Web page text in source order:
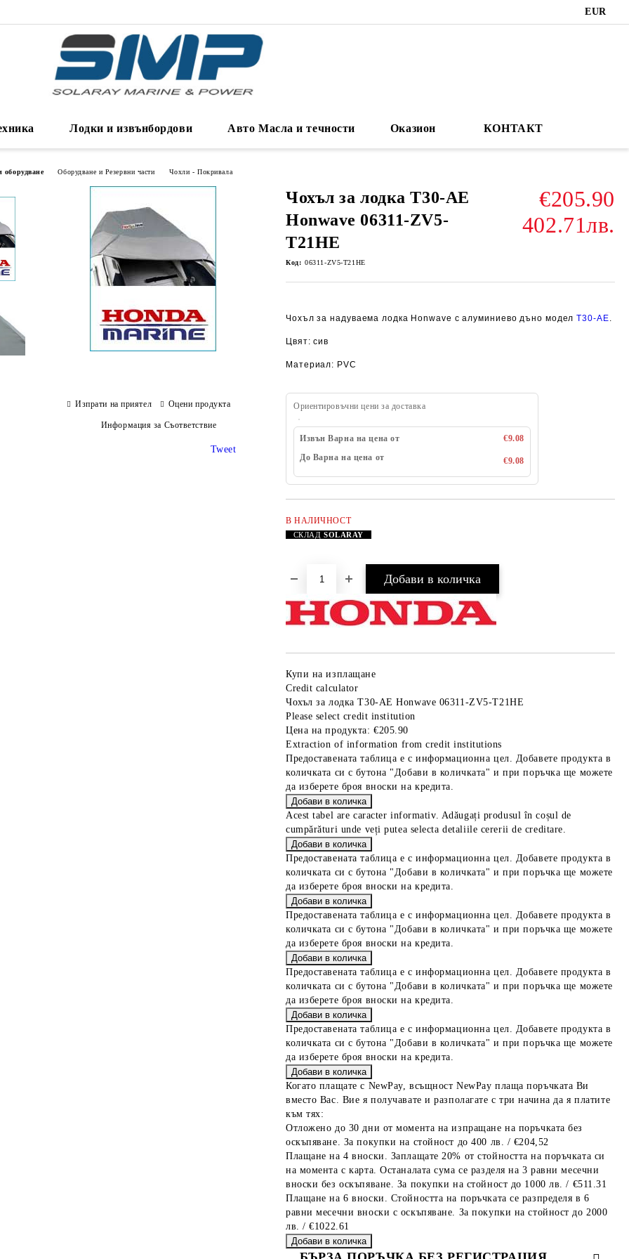
EUR
Лодки и извънбордови Авто Масла и течности Оказион КОНТАКТ
оборудване Оборудване и Резервни части Чохли - Покривала
Чохъл за лодка T30-AE
Honwave 06311-ZV5-
T21HE
€205.90
402.71лв.
Код: 06311-ZV5-T21HE
Чохъл за надуваема лодка Honwave с алуминиево дъно моделT30-AE.
Цвят: сив
Материал: PVC
Ориентировъчни цени за доставка
Извън Варна на цена от
€9.08
До Варна на цена от
€9.08
В НАЛИЧНОСТ
СКЛАДSOLARAY
Купи на изплащане
Credit calculator
Чохъл за лодка T30-AE Honwave 06311-ZV5-T21HE
Please select credit institution
Цена на продукта: €205.90
Extraction of information from credit institutions
Предоставената таблица е с информационна цел. Добавете продукта в
количката си с бутона "Добави в количката" и при поръчка ще можете
да изберете броя вноски на кредита.
Acest tabel are caracter informativ. Adăugați produsul în coșul de
cumpărături unde veți putea selecta detaliile cererii de creditare.
Предоставената таблица е с информационна цел. Добавете продукта в
количката си с бутона "Добави в количката" и при поръчка ще можете
да изберете броя вноски на кредита.
Предоставената таблица е с информационна цел. Добавете продукта в
количката си с бутона "Добави в количката" и при поръчка ще можете
да изберете броя вноски на кредита.
Предоставената таблица е с информационна цел. Добавете продукта в
количката си с бутона "Добави в количката" и при поръчка ще можете
да изберете броя вноски на кредита.
Предоставената таблица е с информационна цел. Добавете продукта в
количката си с бутона "Добави в количката" и при поръчка ще можете
да изберете броя вноски на кредита.
Когато плащате с NewPay, всъщност NewPay плаща поръчката Ви
вместо Вас. Вие я получавате и разполагате с три начина да я платите
към тях:
Отложено до 30 дни от момента на изпращане на поръчката без
оскъпяване. За покупки на стойност до 400 лв. / €204,52
Плащане на 4 вноски. Заплащате 20% от стойността на поръчката си
на момента с карта. Останалата сума се разделя на 3 равни месечни
вноски без оскъпяване. За покупки на стойност до 1000 лв. / €511.31
Плащане на 6 вноски. Стойността на поръчката се разпределя в 6
равни месечни вноски с оскъпяване. За покупки на стойност до 2000
лв. / €1022.61
Изпрати на приятел Оцени продукта
Информация за Съответствие
Tweet